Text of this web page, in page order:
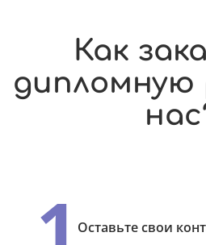
Как
дипломную
Оставьте свои